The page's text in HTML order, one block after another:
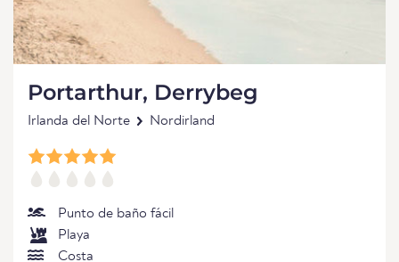
Portarthur, Derrybeg
Irlanda del Norte Nordirland
Punto de baño fácil
Playa
Costa